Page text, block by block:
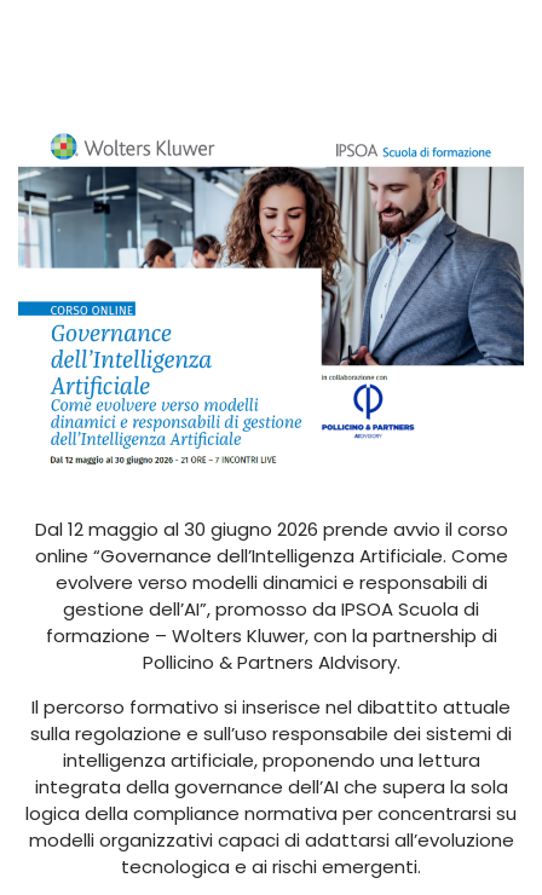
Dal 12 maggio al 30 giugno 2026 prende avvio il corso
online “Governance dell’Intelligenza Artificiale. Come
evolvere verso modelli dinamici e responsabili di
gestione dell’AI”, promosso da IPSOA Scuola di
formazione – Wolters Kluwer, con la partnership di
Pollicino & Partners AIdvisory.
Il percorso formativo si inserisce nel dibattito attuale
sulla regolazione e sull’uso responsabile dei sistemi di
intelligenza artificiale, proponendo una lettura
integrata della governance dell’AI che supera la sola
logica della compliance normativa per concentrarsi su
modelli organizzativi capaci di adattarsi all’evoluzione
tecnologica e ai rischi emergenti.